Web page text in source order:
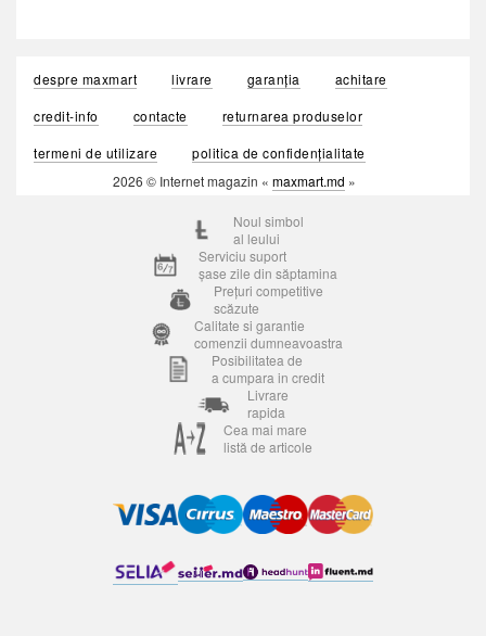
despre maxmart livrare garanția
achitare
credit-info
contacte
returnarea produselor
termeni de utilizare
politica de confidențialitate
2026 © Internet magazin « maxmart.md »
Noul simbol
al leului
Serviciu suport
șase zile din săptamina
Prețuri competitive
scăzute
Calitate si garantie
comenzii dumneavoastra
Posibilitatea de
a cumpara in credit
Livrare
rapida
Cea mai mare
listă de articole